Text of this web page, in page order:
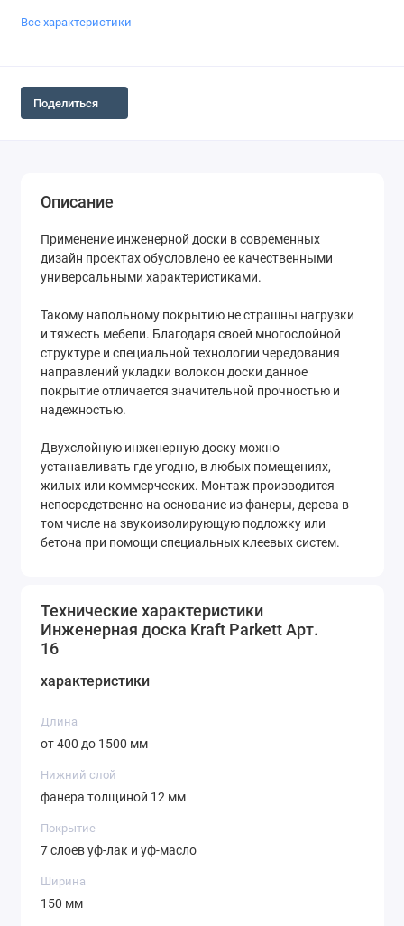
Все характеристики
Поделиться
Описание
Применение инженерной доски в современных
дизайн проектах обусловлено ее качественными
универсальными характеристиками.
Такому напольному покрытию не страшны нагрузки
и тяжесть мебели. Благодаря своей многослойной
структуре и специальной технологии чередования
направлений укладки волокон доски данное
покрытие отличается значительной прочностью и
надежностью.
Двухслойную инженерную доску можно
устанавливать где угодно, в любых помещениях,
жилых или коммерческих. Монтаж производится
непосредственно на основание из фанеры, дерева в
том числе на звукоизолирующую подложку или
бетона при помощи специальных клеевых систем.
Технические характеристики
Инженерная доска Kraft Parkett Арт.
16
характеристики
Длина
от 400 до 1500 мм
Нижний слой
фанера толщиной 12 мм
Покрытие
7 слоев уф-лак и уф-масло
Ширина
150 мм